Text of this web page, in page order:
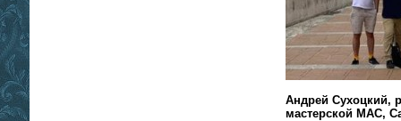
Андрей Сухоцкий,
мастерской МАС,